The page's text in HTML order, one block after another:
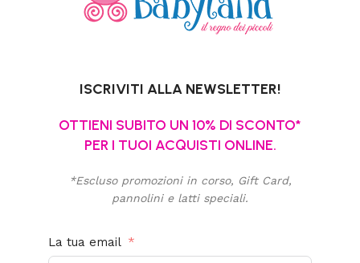
ISCRIVITI ALLA NEWSLETTER!
OTTIENI SUBITO UN 10% DI SCONTO*
PER I TUOI ACQUISTI ONLINE.
*Escluso promozioni in corso, Gift Card,
pannolini e latti speciali.
La tua email